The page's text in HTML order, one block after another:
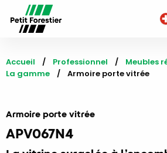
Accueil Professionnel
Meubles
La gamme
Current:
Armoire porte vitrée
Armoire porte vitrée
APV067N4